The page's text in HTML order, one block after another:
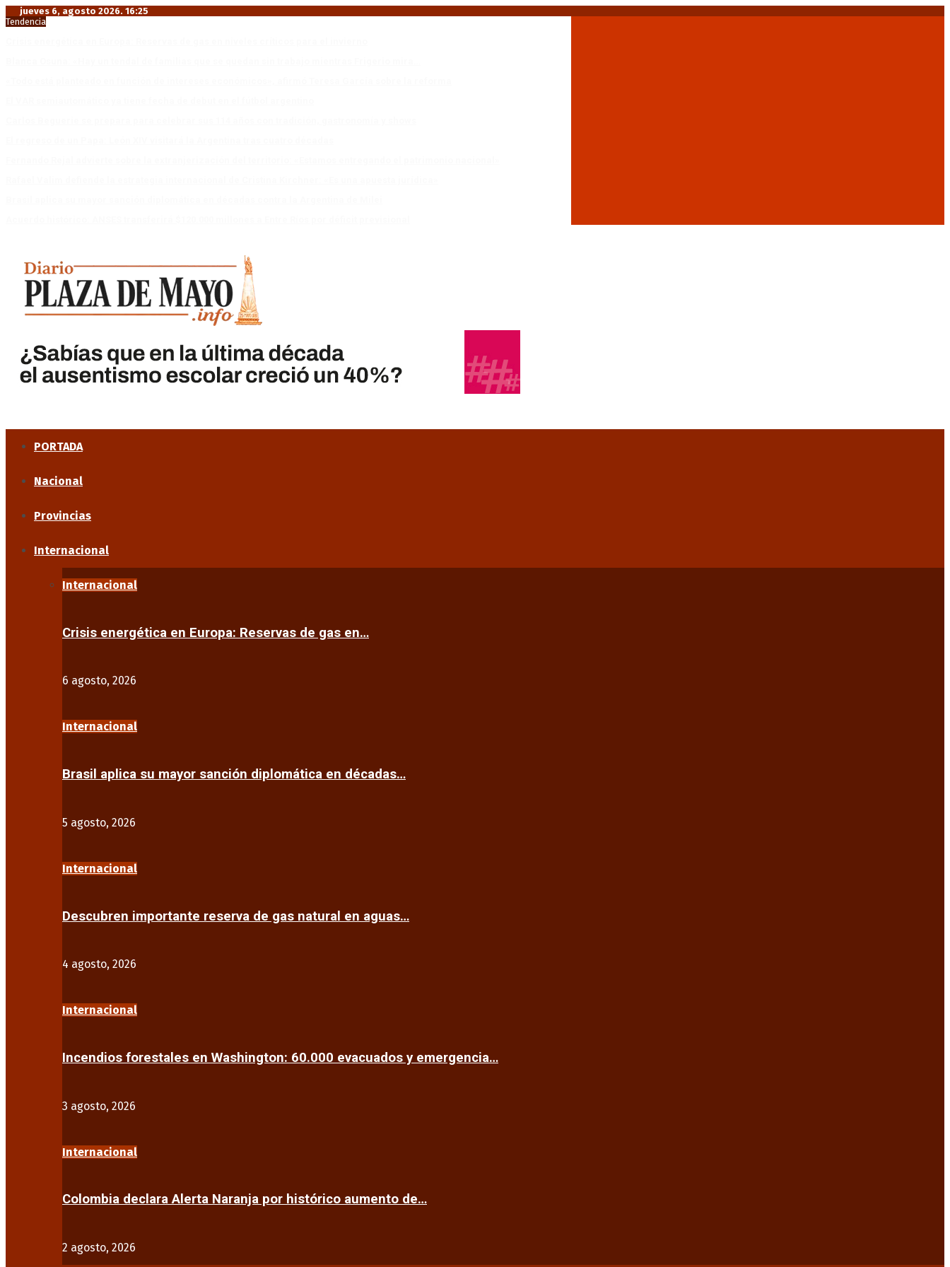
jueves 6, agosto 2026. 16:25
Tendencia
PORTADA
Nacional
Provincias
Internacional
Internacional
Crisis energética en Europa: Reservas de gas en…
6 agosto, 2026
Internacional
Brasil aplica su mayor sanción diplomática en décadas…
5 agosto, 2026
Internacional
Descubren importante reserva de gas natural en aguas…
4 agosto, 2026
Internacional
Incendios forestales en Washington: 60.000 evacuados y emergencia…
3 agosto, 2026
Internacional
Colombia declara Alerta Naranja por histórico aumento de…
2 agosto, 2026